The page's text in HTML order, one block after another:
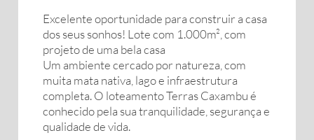
Excelente oportunidade para construir a casa
dos seus sonhos! Lote com 1.000m², com
projeto de uma bela casa
Um ambiente cercado por natureza, com
muita mata nativa, lago e infraestrutura
completa. O loteamento Terras Caxambu é
conhecido pela sua tranquilidade, segurança e
qualidade de vida.